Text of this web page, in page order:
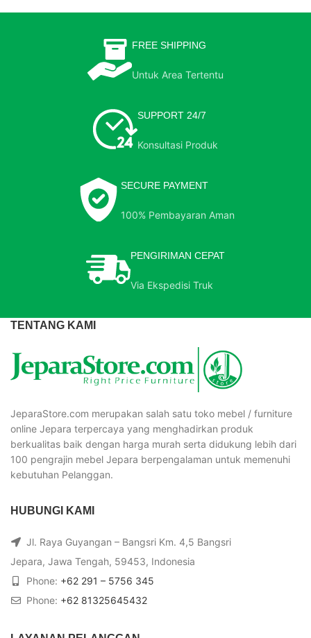
FREE SHIPPING
Untuk Area Tertentu
SUPPORT 24/7
Konsultasi Produk
SECURE PAYMENT
100% Pembayaran Aman
PENGIRIMAN CEPAT
Via Ekspedisi Truk
TENTANG KAMI
JeparaStore.com merupakan salah satu toko mebel / furniture
online Jepara terpercaya yang menghadirkan produk
berkualitas baik dengan harga murah serta didukung lebih dari
100 pengrajin mebel Jepara berpengalaman untuk memenuhi
kebutuhan Pelanggan.
HUBUNGI KAMI
Jl. Raya Guyangan – Bangsri Km. 4,5 Bangsri
Jepara, Jawa Tengah, 59453, Indonesia
Phone: +62 291 – 5756 345
Phone: +62 81325645432